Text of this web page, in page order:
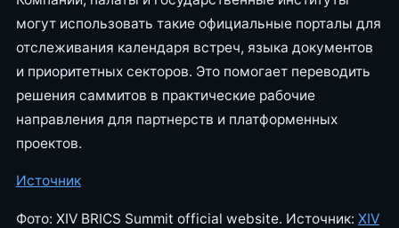
могут использовать такие официальные порталы для
отслеживания календаря встреч, языка документов
и приоритетных секторов. Это помогает переводить
решения саммитов в практические рабочие
направления для партнерств и платформенных
проектов.
Источник
Фото: XIV BRICS Summit official website. Источник: XIV